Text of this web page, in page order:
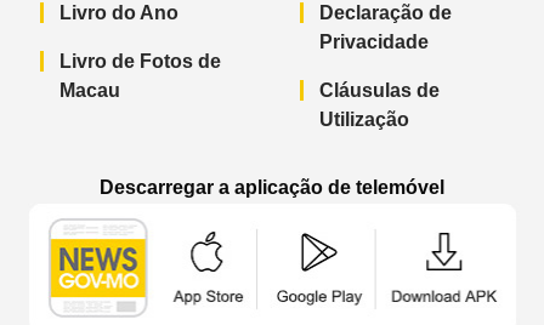
Livro do Ano
Livro de Fotos de
Macau
Declaração de
Privacidade
Cláusulas de
Utilização
Descarregar a aplicação de telemóvel